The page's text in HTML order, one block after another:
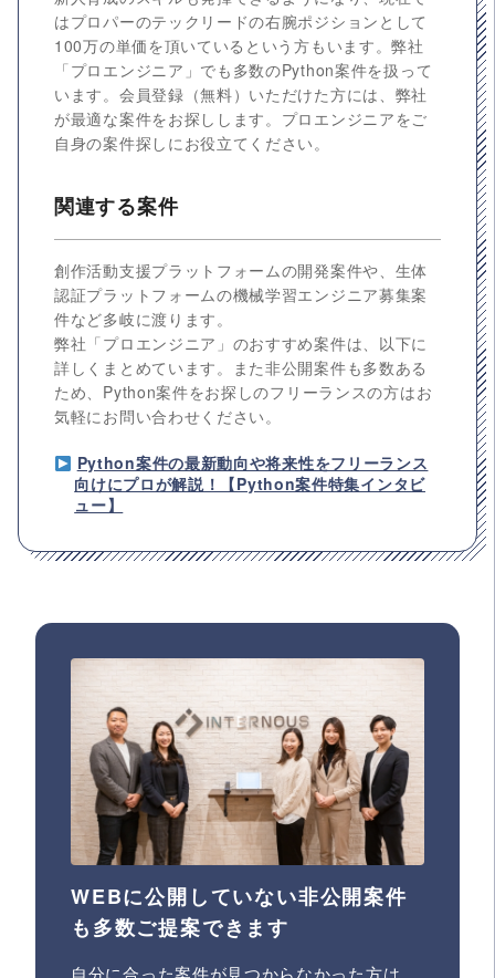
はプロパーのテックリードの右腕ポジションとして
100万の単価を頂いているという方もいます。弊社
「プロエンジニア」でも多数のPython案件を扱って
います。会員登録（無料）いただけた方には、弊社
が最適な案件をお探しします。プロエンジニアをご
自身の案件探しにお役立てください。
関連する案件
創作活動支援プラットフォームの開発案件や、生体
認証プラットフォームの機械学習エンジニア募集案
件など多岐に渡ります。
弊社「プロエンジニア」のおすすめ案件は、以下に
詳しくまとめています。また非公開案件も多数ある
ため、Python案件をお探しのフリーランスの方はお
気軽にお問い合わせください。
Python案件の最新動向や将来性をフリーランス
向けにプロが解説！【Python案件特集インタビ
ュー】
WEBに公開していない非公開案件
も多数ご提案できます